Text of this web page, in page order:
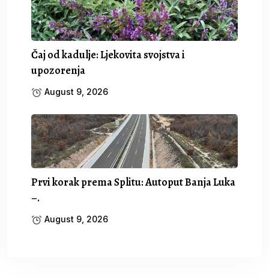
Čaj od kadulje: Ljekovita svojstva i
upozorenja
August 9, 2026
Prvi korak prema Splitu: Autoput Banja Luka
–.
August 9, 2026